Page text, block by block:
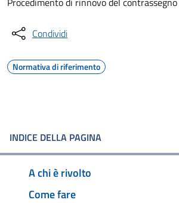
Condividi
Normativa di riferimento
INDICE DELLA PAGINA
A chi è rivolto
Come fare